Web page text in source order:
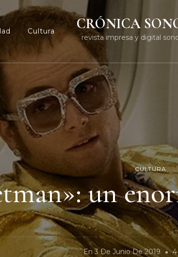
Cultura CRÓNICA
revista impresa y digital
CULTURA
un
En3 De Junio De 2019